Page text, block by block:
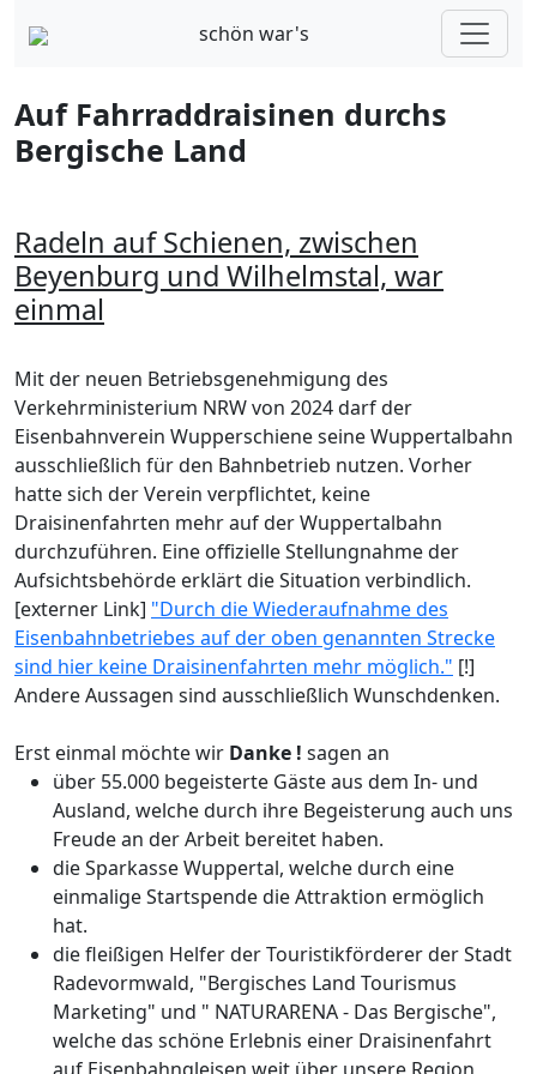
schön war's
Auf Fahrraddraisinen durchs
Bergische Land
Radeln auf Schienen, zwischen
Beyenburg und Wilhelmstal, war
einmal
Mit der neuen Betriebsgenehmigung des
Verkehrministerium NRW von 2024 darf der
Eisenbahnverein Wupperschiene seine Wuppertalbahn
ausschließlich für den Bahnbetrieb nutzen. Vorher
hatte sich der Verein verpflichtet, keine
Draisinenfahrten mehr auf der Wuppertalbahn
durchzuführen. Eine offizielle Stellungnahme der
Aufsichtsbehörde erklärt die Situation verbindlich.
[externer Link] "Durch die Wiederaufnahme des
Eisenbahnbetriebes auf der oben genannten Strecke
sind hier keine Draisinenfahrten mehr möglich." [!]
Andere Aussagen sind ausschließlich Wunschdenken.
Erst einmal möchte wir Danke ! sagen an
über 55.000 begeisterte Gäste aus dem In- und
Ausland, welche durch ihre Begeisterung auch uns
Freude an der Arbeit bereitet haben.
die Sparkasse Wuppertal, welche durch eine
einmalige Startspende die Attraktion ermöglich
hat.
die fleißigen Helfer der Touristikförderer der Stadt
Radevormwald, "Bergisches Land Tourismus
Marketing" und " NATURARENA - Das Bergische",
welche das schöne Erlebnis einer Draisinenfahrt